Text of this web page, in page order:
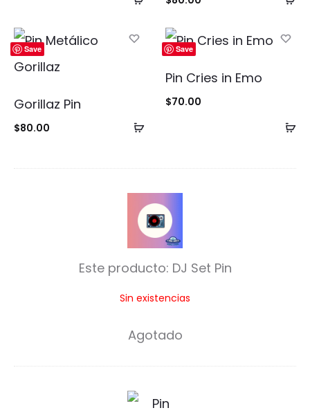
carrito
Save
Añadir
carrito
Gorillaz Pin
$80.00
Save
Pin Cries in Emo
$70.00
D
J
S
e
t
P
Este producto: DJ Set Pin
Sin existencias
Agotado
P